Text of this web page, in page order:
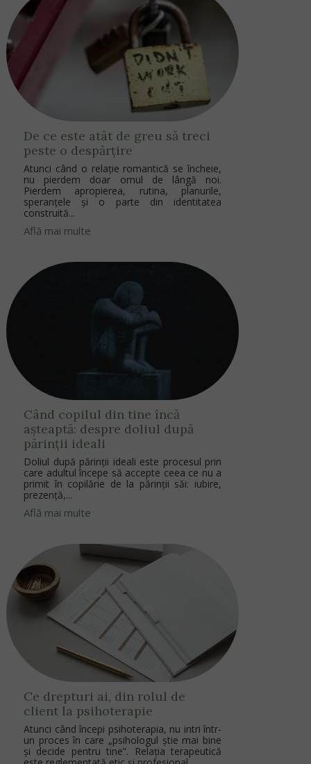
De ce este atât de greu să treci
peste o despărțire
Atunci când o relație romantică se încheie,
nu pierdem doar omul de lângă noi.
Pierdem apropierea, rutina, planurile,
speranțele și o parte din identitatea
construită...
Află mai multe
Când copilul din tine încă
așteaptă: despre doliul după
părinții ideali
Doliul după părinții ideali este procesul prin
care adultul începe să accepte ceea ce nu a
primit în copilărie de la părinții săi: iubire,
prezență,...
Află mai multe
Ce drepturi ai, din rolul de
client la psihoterapie
Atunci când începi psihoterapia, nu intri într-
un proces în care „psihologul știe mai bine
și decide pentru tine”. Relația terapeutică